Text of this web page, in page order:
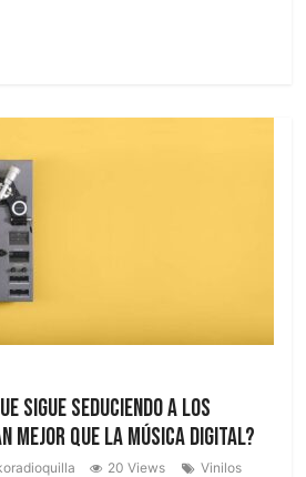
sigue seduciendo a los
mejor que la música digital?
20 Views Vinilos